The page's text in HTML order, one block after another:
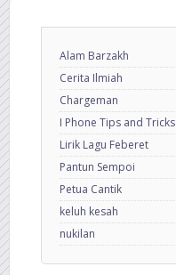
Alam Barzakh
Cerita Ilmiah
Chargeman
I Phone Tips and Tricks
Lirik Lagu Feberet
Pantun Sempoi
Petua Cantik
keluh kesah
nukilan